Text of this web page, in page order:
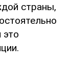
страны,
это